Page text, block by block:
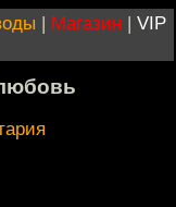
| Магазин | VIP